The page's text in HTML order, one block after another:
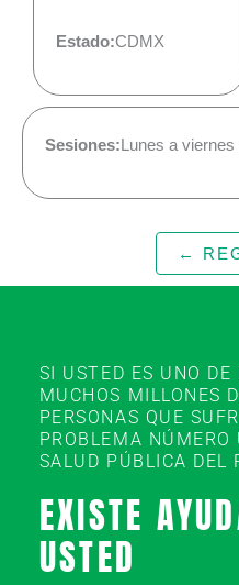
Estado:CDMX
Sesiones:Lunes a
←
SI USTED ES UNO DE
MUCHOS MILLONES
PERSONAS QUE
PROBLEMA NÚMERO
SALUD PÚBLICA DEL
EXISTE
USTED